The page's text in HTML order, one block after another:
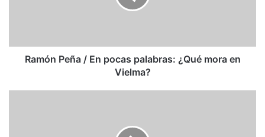
en
Vielma?Ramón Peña / En pocas palabras: ¿Qué mora en
Vielma?